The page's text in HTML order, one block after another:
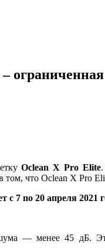
Oclean X Pro Elite.
том, что Oclean X Pro
7 по 20 апреля 2021
— менее 45 дБ.